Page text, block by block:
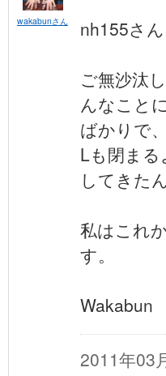
wakabunさん nh155さん
ご無沙汰
んなこと
ばかりで
Lも閉ま
してきた
私はこれ
す。
Wakabun
2011年03